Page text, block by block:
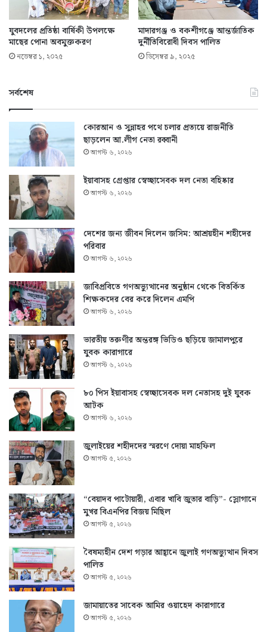
যুবদলের প্রতিষ্ঠা বার্ষিকী উপলক্ষে
মাছের পোনা অবমুক্তকরণ
নভেম্বর ১, ২০২৫
মাদারগঞ্জ ও বকশীগঞ্জে আন্তর্জাতিক
দুর্নীতিবিরোধী দিবস পালিত
ডিসেম্বর ৯, ২০২৫
সর্বশেষ
কোরআন ও সুন্নাহর পথে চলার প্রত্যয়ে রাজনীতি
ছাড়লেন আ.লীগ নেতা রব্বানী
আগস্ট ৬, ২০২৬
ইয়াবাসহ গ্রেপ্তার স্বেচ্ছাসেবক দল নেতা বহিষ্কার
আগস্ট ৬, ২০২৬
দেশের জন্য জীবন দিলেন জসিম: আশ্রয়হীন শহীদের
পরিবার
আগস্ট ৬, ২০২৬
জাবিপ্রবিতে গণঅভ্যুত্থানের অনুষ্ঠান থেকে বিতর্কিত
শিক্ষকদের বের করে দিলেন এমপি
আগস্ট ৬, ২০২৬
ভারতীয় তরুণীর অন্তরঙ্গ ভিডিও ছড়িয়ে জামালপুরে
যুবক কারাগারে
আগস্ট ৬, ২০২৬
৮০ পিস ইয়াবাসহ স্বেচ্ছাসেবক দল নেতাসহ দুই যুবক
আটক
আগস্ট ৬, ২০২৬
জুলাইয়ের শহীদদের স্মরণে দোয়া মাহফিল
আগস্ট ৫, ২০২৬
“বেয়াদব পাটোয়ারী, এবার খাবি জুতার বাড়ি”- স্লোগানে
মুখর বিএনপির বিজয় মিছিল
আগস্ট ৫, ২০২৬
বৈষম্যহীন দেশ গড়ার আহ্বানে জুলাই গণঅভ্যুত্থান দিবস
পালিত
আগস্ট ৫, ২০২৬
জামায়াতের সাবেক আমির ওয়াহেদ কারাগারে
আগস্ট ৫, ২০২৬